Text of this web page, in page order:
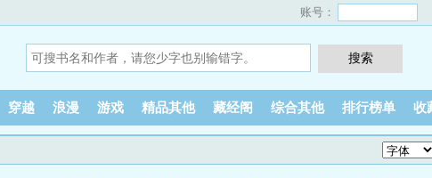
账号：
穿越 浪漫 游戏 精品其他 藏经阁 综合其他 排行榜单 收